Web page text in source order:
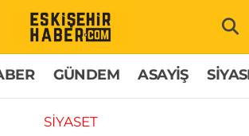
GÜNDEM ASAYİŞ
SİYASET
Trafik Yoğunluk Haritası